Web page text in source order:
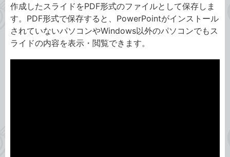
作成したスライドをPDF形式のファイルとして保存しま
す。PDF形式で保存すると、PowerPointがインストール
されていないパソコンやWindows以外のパソコンでもス
ライドの内容を表示・閲覧できます。